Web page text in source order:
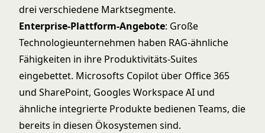
drei verschiedene Marktsegmente.
Enterprise-Plattform-Angebote: Große
Technologieunternehmen haben RAG-ähnliche
Fähigkeiten in ihre Produktivitäts-Suites
eingebettet. Microsofts Copilot über Office 365
und SharePoint, Googles Workspace AI und
ähnliche integrierte Produkte bedienen Teams, die
bereits in diesen Ökosystemen sind.